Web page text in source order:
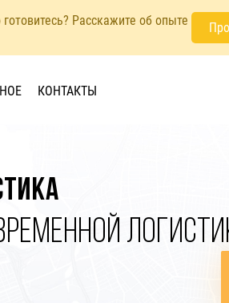
Расскажите об опыте
КОНТАКТЫ